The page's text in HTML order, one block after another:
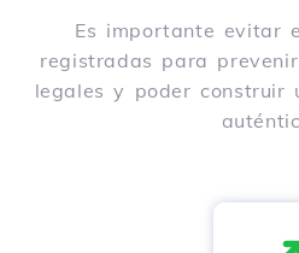
Es importante evitar
registradas para
legales y poder construir